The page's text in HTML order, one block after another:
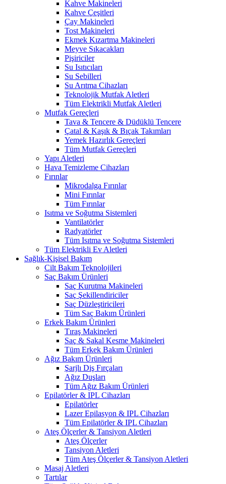
Kahve Makineleri
Kahve Çeşitleri
Çay Makineleri
Tost Makineleri
Ekmek Kızartma Makineleri
Meyve Sıkacakları
Pişiriciler
Su Isıtıcıları
Su Sebilleri
Su Arıtma Cihazları
Teknolojik Mutfak Aletleri
Tüm Elektrikli Mutfak Aletleri
Mutfak Gereçleri
Tava & Tencere & Düdüklü Tencere
Çatal & Kaşık & Bıçak Takımları
Yemek Hazırlık Gereçleri
Tüm Mutfak Gereçleri
Yapı Aletleri
Hava Temizleme Cihazları
Fırınlar
Mikrodalga Fırınlar
Mini Fırınlar
Tüm Fırınlar
Isıtma ve Soğutma Sistemleri
Vantilatörler
Radyatörler
Tüm Isıtma ve Soğutma Sistemleri
Tüm Elektrikli Ev Aletleri
Sağlık-Kişisel Bakım
Cilt Bakım Teknolojileri
Saç Bakım Ürünleri
Saç Kurutma Makineleri
Saç Şekillendiriciler
Saç Düzleştiricileri
Tüm Saç Bakım Ürünleri
Erkek Bakım Ürünleri
Tıraş Makineleri
Saç & Sakal Kesme Makineleri
Tüm Erkek Bakım Ürünleri
Ağız Bakım Ürünleri
Şarjlı Diş Fırçaları
Ağız Duşları
Tüm Ağız Bakım Ürünleri
Epilatörler & IPL Cihazları
Epilatörler
Lazer Epilasyon & IPL Cihazları
Tüm Epilatörler & IPL Cihazları
Ateş Ölçerler & Tansiyon Aletleri
Ateş Ölçerler
Tansiyon Aletleri
Tüm Ateş Ölçerler & Tansiyon Aletleri
Masaj Aletleri
Tartılar